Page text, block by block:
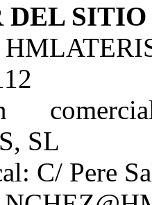
DEL SITIO
SL
C/ Pere